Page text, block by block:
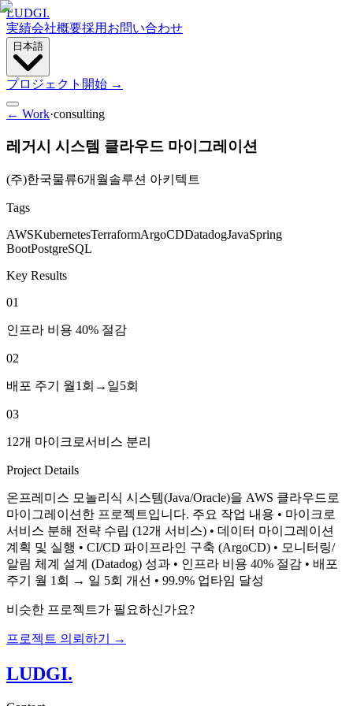
LUDGI.
実績会社概要採用 お問い合わせ
日本語
プロジェクト開始 →
← Work·consulting
레거시 시스템 클라우드 마이그레이션
(주)한국물류6개월솔루션 아키텍트
Tags
AWSKubernetesTerraformArgoCDDatadogJavaSpring
BootPostgreSQL
Key Results
01
인프라 비용 40% 절감
02
배포 주기 월1회→일5회
03
12개 마이크로서비스 분리
Project Details
온프레미스 모놀리식 시스템(Java/Oracle)을 AWS 클라우드로
마이그레이션한 프로젝트입니다. 주요 작업 내용 • 마이크로
서비스 분해 전략 수립 (12개 서비스) • 데이터 마이그레이션
계획 및 실행 • CI/CD 파이프라인 구축 (ArgoCD) • 모니터링/
알림 체계 설계 (Datadog) 성과 • 인프라 비용 40% 절감 • 배포
주기 월 1회 → 일 5회 개선 • 99.9% 업타임 달성
비슷한 프로젝트가 필요하신가요?
프로젝트 의뢰하기 →
LUDGI.